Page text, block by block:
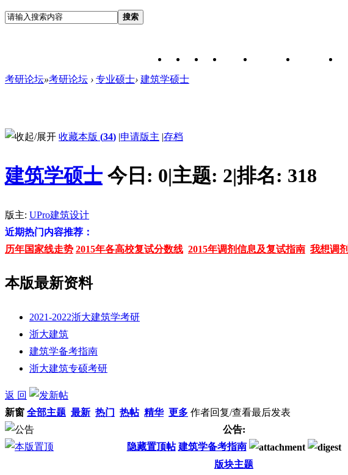
搜索
考研论坛»考研论坛 › 专业硕士› 建筑学硕士
收藏本版 (34) |申请版主 |存档
建筑学硕士 今日: 0|主题: 2|排名: 318
版主: UPro建筑设计
近期热门内容推荐：
历年国家线走势 2015年各高校复试分数线 2015年调剂信息及复试指南 我想调剂
本版最新资料
2021-2022浙大建筑学考研
浙大建筑
建筑学备考指南
浙大建筑专硕考研
返 回
新窗 全部主题 最新 热门 热帖 精华 更多 作者回复/查看最后发表
公告:
隐藏置顶帖 建筑学备考指南
版块主题